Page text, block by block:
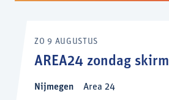
ZO 9 AUGUSTUS
AREA24 zondag skirm
Nijmegen Area 24